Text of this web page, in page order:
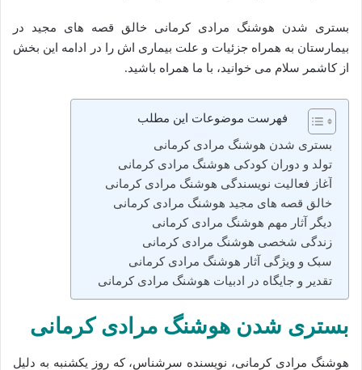
بستری شدن هوشنگ مرادی کرمانی خالق قصه های مجید در
بیمارستان به همراه جزئیات و علت بیماری اش را در ادامه این بخش
از کاشمر سلام می خوانید، با ما همراه باشید.
فهرست موضوعات این مطلب
بستری شدن هوشنگ مرادی کرمانی
تولد و دوران کودکی هوشنگ مرادی کرمانی
آغاز فعالیت نویسندگی هوشنگ مرادی کرمانی
خالق قصه‌ های مجید هوشنگ مرادی کرمانی
دیگر آثار مهم هوشنگ مرادی کرمانی
زندگی شخصی هوشنگ مرادی کرمانی
سبک و ویژگی آثار هوشنگ مرادی کرمانی
تقدیر و جایگاه در ادبیات هوشنگ مرادی کرمانی
بستری شدن هوشنگ مرادی کرمانی
هوشنگ مرادی کرمانی، نویسنده سرشناس، که روز یکشنبه به دلیل